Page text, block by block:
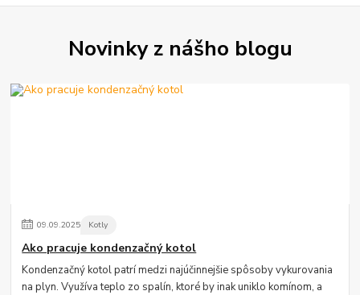
Novinky z nášho blogu
09.09.2025 Kotly
Ako pracuje kondenzačný kotol
Kondenzačný kotol patrí medzi najúčinnejšie spôsoby vykurovania
na plyn. Využíva teplo zo spalín, ktoré by inak uniklo komínom, a